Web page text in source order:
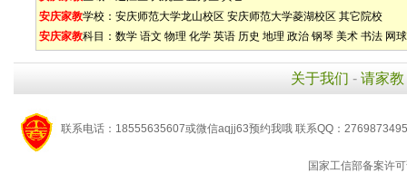
安庆家教学校： 安庆师范大学龙山校区 安庆师范大学菱湖校区 其它院校
安庆家教科目： 数学 语文 物理 化学 英语 历史 地理 政治 钢琴 美术 书法 网球
关于我们 - 请家教
联系电话：18555635607或微信aqjj63预约我哦 联系QQ：
国家工信部备案许